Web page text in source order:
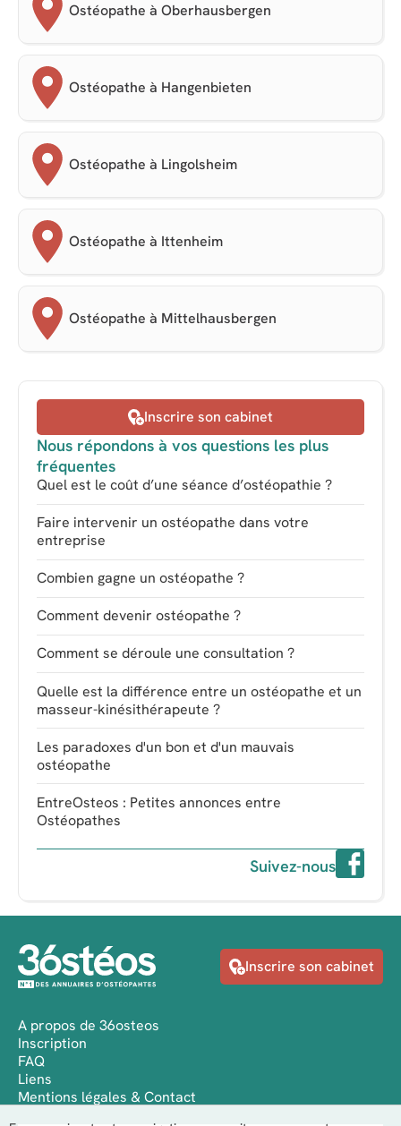
Ostéopathe à Oberhausbergen
Ostéopathe à Hangenbieten
Ostéopathe à Lingolsheim
Ostéopathe à Ittenheim
Ostéopathe à Mittelhausbergen
Inscrire son cabinet
Nous répondons à vos questions les plus
fréquentes
Quel est le coût d’une séance d’ostéopathie ?
Faire intervenir un ostéopathe dans votre
entreprise
Combien gagne un ostéopathe ?
Comment devenir ostéopathe ?
Comment se déroule une consultation ?
Quelle est la différence entre un ostéopathe et un
masseur-kinésithérapeute ?
Les paradoxes d'un bon et d'un mauvais
ostéopathe
EntreOsteos : Petites annonces entre
Ostéopathes
Suivez-nous
Inscrire son cabinet
A propos de 36osteos
Inscription
FAQ
Liens
Mentions légales & Contact